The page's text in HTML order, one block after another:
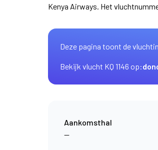
Kenya Airways. Het
Deze pagina toont de
Bekijk vlucht KQ 1146 op:
Aankomsthal
—